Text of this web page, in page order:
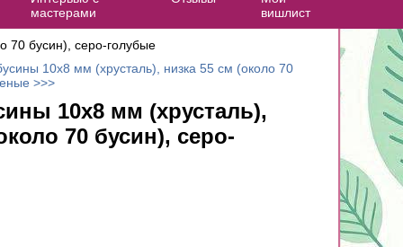
мастерами
вишлист
70 бусин), серо-голубые
10х8 мм (хрусталь), низка 55 см (около 70
>>>
10х8 мм (хрусталь),
70 бусин), серо-